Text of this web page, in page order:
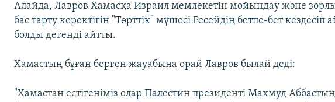
Алайда, Лавров Хамасқа Израил мемлекетін мойындау және
бас тарту керектігін "Төрттік" мүшесі Ресейдің бетпе-бет кездесіп
болды дегенді айтты.
Хамастың бұған берген жауабына орай Лавров былай деді:
"Хамастан естігеніміз олар Палестин президенті Махмуд